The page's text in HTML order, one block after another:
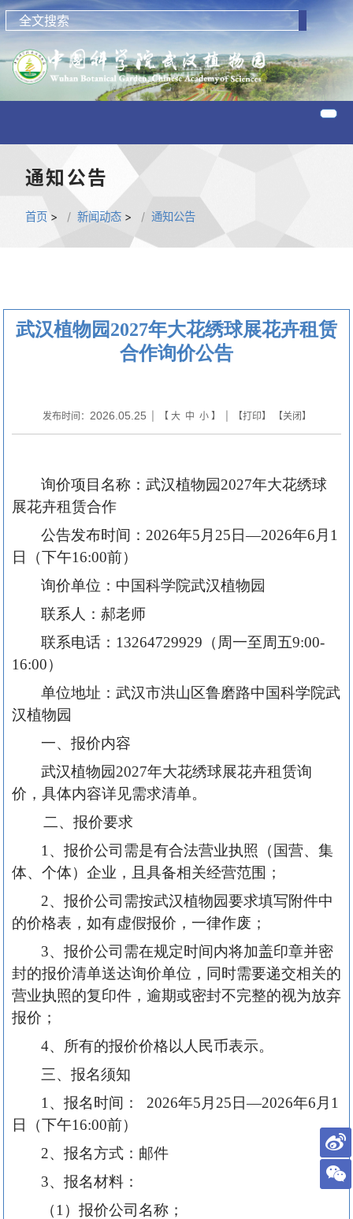
通知公告
首页 > 新闻动态 > 通知公告
武汉植物园2027年大花绣球展花卉租赁
合作询价公告
发布时间： 2026.05.25 | 【 大 中 小】 | 【打印】 【关闭】
询价项目名称 ： 武汉植物园2027年大花绣球
展花卉租赁合作
公告发布时间： 2026年5 月 25日—2026年6 月 1
日（下午16:00前）
询价单位：中国科学院武汉植物园
联系人： 郝老师
联系电话： 13264729929 （周一至周五9:00-
16:00）
单位地址：武汉市洪山区鲁磨路中国科学院武
汉植物园
一、报价内容
武汉植物园2027年大花绣球展花卉租赁询
价，具体内容详见需求清单。
二、报价要求
1、报价公司需是有合法营业执照（国营、集
体、个体）企业，且具备相关经营范围；
2、报价公司需按武汉植物园要求填写附件中
的价格表，如有虚假报价，一律作废；
3、报价公司需在规定时间内将加盖印章并密
封的报价清单送达询价单位，同时需要递交相关的
营业执照的复印件，逾期或密封不完整的视为放弃
报价；
4、所有的报价价格以人民币表示。
三、报名须知
1、报名时间 ： 2026年5 月 25日—2026年6 月 1
日（下午16:00前）
2、报名方式：邮件
3、报名材料：
（1）报价公司名称；